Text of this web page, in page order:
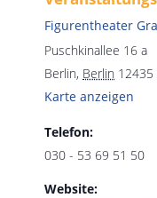
Figurentheater
Puschkinallee 16 a
Berlin, Berlin 12435
Karte anzeigen
Telefon:
030 - 53 69 51 50
Website: